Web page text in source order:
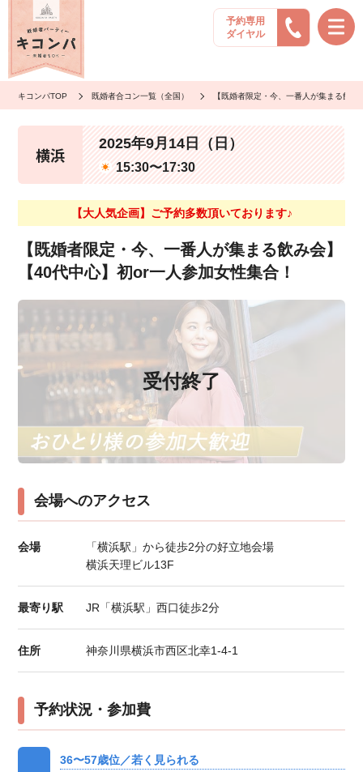
予約専用
ダイヤル
キコンパTOP 既婚者合コン一覧（全国） 【既婚者限定・今、一番人が集まる飲
横浜
2025年9月14日（日）
15:30〜17:30
【大人気企画】ご予約多数頂いております♪
【既婚者限定・今、一番人が集まる飲み会】
【40代中心】初or一人参加女性集合！
受付終了
会場へのアクセス
会場
「横浜駅」から徒歩2分の好立地会場
横浜天理ビル13F
最寄り駅 JR「横浜駅」西口徒歩2分
住所 神奈川県横浜市西区北幸1-4-1
予約状況・参加費
36〜57歳位／若く見られる